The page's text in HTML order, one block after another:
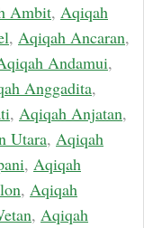
Ambit, Aqiqah
, Aqiqah Ancaran,
Andamui,
Anggadita,
, Aqiqah Anjatan,
Utara, Aqiqah
, Aqiqah
, Aqiqah
, Aqiqah